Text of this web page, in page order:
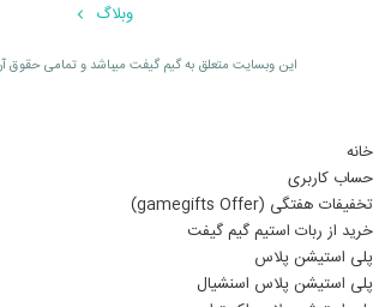
وبلاگ
اين وبسايت متعلق به گیم گیفت ميباشد و تمامی حقوق
خانه
حساب کاربری
تخفیفات هفتگی (gamegifts Offer)
خرید از ربات استیم گیم گیفت
پلی استیشن پلاس
پلی استیشن پلاس اسنشیال